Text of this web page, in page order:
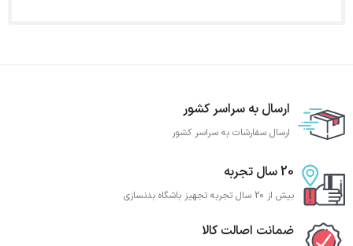
ارسال به سراسر کشور
ارسال سفارشات به سراسر کشور
20 سال تجربه
بیش از 20 سال تجربه تجهیز باشگاه بدنسازی
ضمانت اصالت کالا